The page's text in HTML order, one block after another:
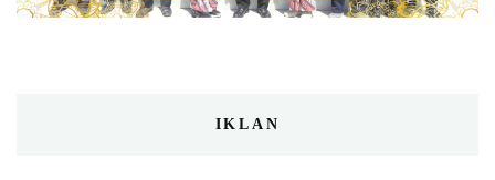
IKLAN